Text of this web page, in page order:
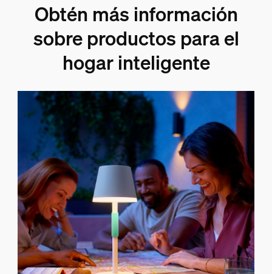
Obtén más información
sobre productos para el
hogar inteligente